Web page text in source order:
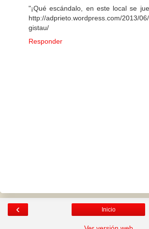
"¡Qué escándalo, en este local se
http://adprieto.wordpress.com/2013/
gistau/
Responder
‹ Inicio